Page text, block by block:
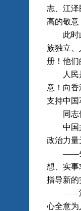
志、江泽
高的敬意
此时此
族独立、
册！他们
人民是
意！向香
支持中国
同志们
中国共
政治力量
——矢志
想、实事
指导新的
——深深
心全意为